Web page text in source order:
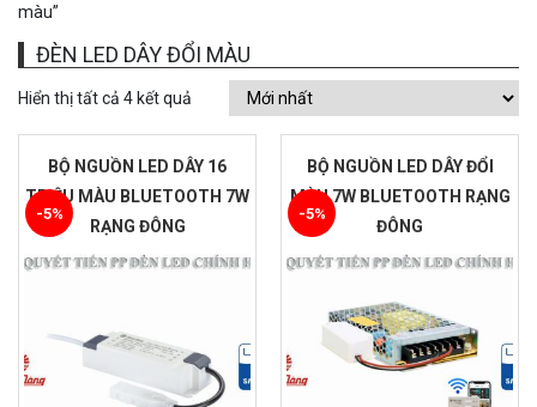
màu”
ĐÈN LED DÂY ĐỔI MÀU
Hiển thị tất cả 4 kết quả
BỘ NGUỒN LED DÂY 16
TRIỆU MÀU BLUETOOTH 7W
RẠNG ĐÔNG
-5%
BỘ NGUỒN LED DÂY ĐỔI
MÀU 7W BLUETOOTH RẠNG
ĐÔNG
-5%